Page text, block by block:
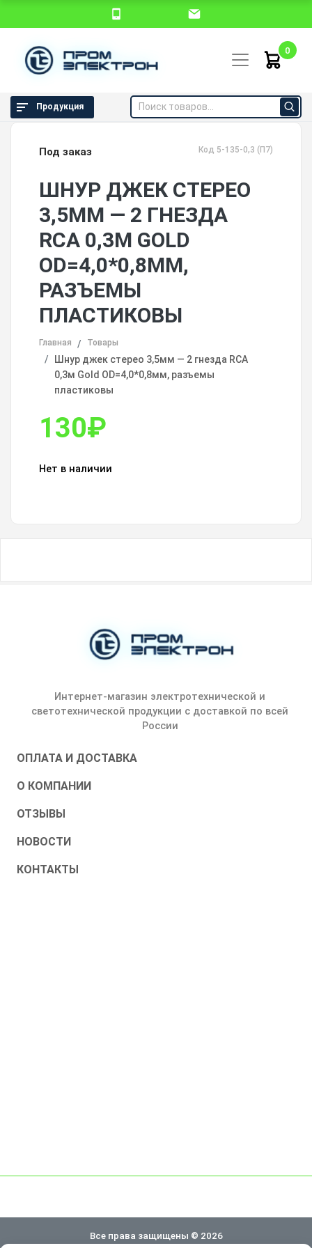
0
Продукция
Под заказ Код 5-135-0,3 (П7)
ШНУР ДЖЕК СТЕРЕО
3,5ММ — 2 ГНЕЗДА
RCA 0,3М GOLD
OD=4,0*0,8ММ,
РАЗЪЕМЫ
ПЛАСТИКОВЫ
Главная Товары
Шнур джек стерео 3,5мм — 2 гнезда RCA
0,3м Gold OD=4,0*0,8мм, разъемы
пластиковы
130₽
Нет в наличии
Интернет-магазин электротехнической и
светотехнической продукции с доставкой по всей
России
ОПЛАТА И ДОСТАВКА
О КОМПАНИИ
ОТЗЫВЫ
НОВОСТИ
КОНТАКТЫ
Все права защищены © 2026